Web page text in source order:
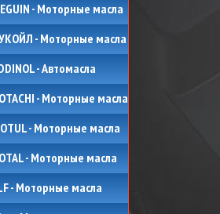
- Моторные масла
- Моторные масла
- Автомасла
- Моторные масла
- Моторные масла
- Моторные масла
- Моторные масла